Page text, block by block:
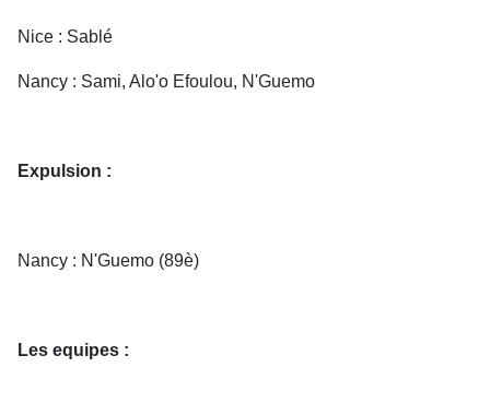
Nice : Sablé
Nancy : Sami, Alo'o Efoulou, N'Guemo
Expulsion :
Nancy : N'Guemo (89è)
Les equipes :